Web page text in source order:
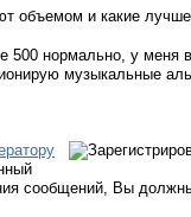
объемом и какие
500 нормально, у меня
музыкальные
сообщений, Вы должны